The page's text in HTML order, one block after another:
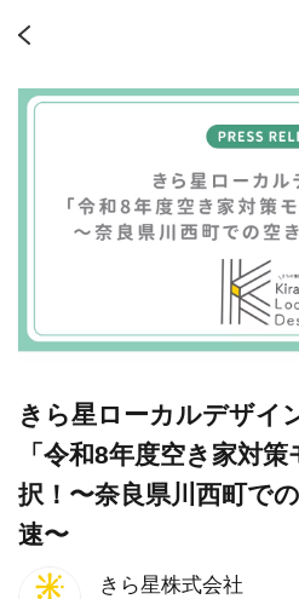
きら星株式会社
きら星ローカルデザイ
「令和8年度空き家対
択！〜奈良県川西町で
速〜